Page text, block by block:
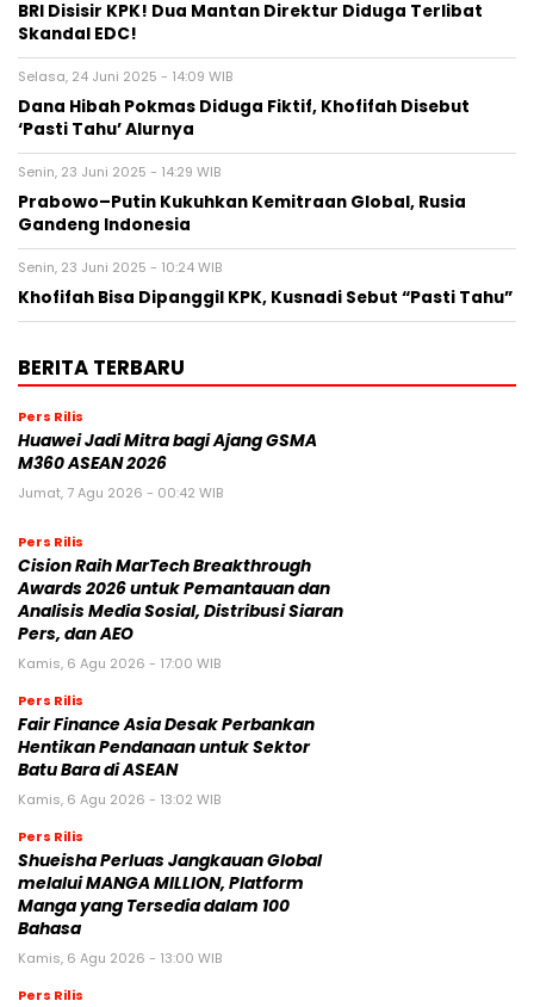
BRI Disisir KPK! Dua Mantan Direktur Diduga Terlibat
Skandal EDC!
Selasa, 24 Juni 2025 - 14:09 WIB
Dana Hibah Pokmas Diduga Fiktif, Khofifah Disebut
‘Pasti Tahu’ Alurnya
Senin, 23 Juni 2025 - 14:29 WIB
Prabowo–Putin Kukuhkan Kemitraan Global, Rusia
Gandeng Indonesia
Senin, 23 Juni 2025 - 10:24 WIB
Khofifah Bisa Dipanggil KPK, Kusnadi Sebut “Pasti Tahu”
BERITA TERBARU
Pers Rilis
Huawei Jadi Mitra bagi Ajang GSMA
M360 ASEAN 2026
Jumat, 7 Agu 2026 - 00:42 WIB
Pers Rilis
Cision Raih MarTech Breakthrough
Awards 2026 untuk Pemantauan dan
Analisis Media Sosial, Distribusi Siaran
Pers, dan AEO
Kamis, 6 Agu 2026 - 17:00 WIB
Pers Rilis
Fair Finance Asia Desak Perbankan
Hentikan Pendanaan untuk Sektor
Batu Bara di ASEAN
Kamis, 6 Agu 2026 - 13:02 WIB
Pers Rilis
Shueisha Perluas Jangkauan Global
melalui MANGA MILLION, Platform
Manga yang Tersedia dalam 100
Bahasa
Kamis, 6 Agu 2026 - 13:00 WIB
Pers Rilis